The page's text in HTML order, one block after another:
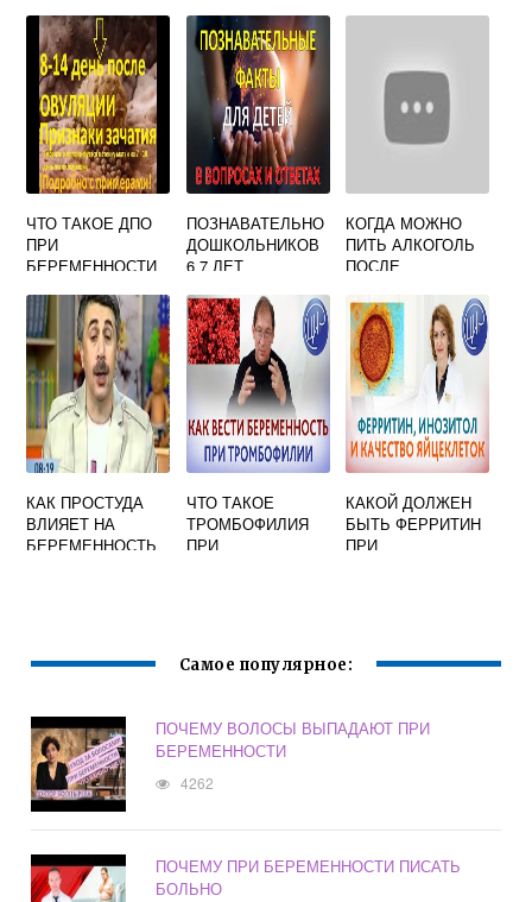
ЧТО ТАКОЕ ДПО
ПРИ
БЕРЕМЕННОСТИ
ПОЗНАВАТЕЛЬНО
ДОШКОЛЬНИКОВ
6 7 ЛЕТ
КОГДА МОЖНО
ПИТЬ АЛКОГОЛЬ
ПОСЛЕ
ОГО
ПРЕРЫВАНИЯ
БЕРЕМЕННОСТИ
КАК ПРОСТУДА
ВЛИЯЕТ НА
БЕРЕМЕННОСТЬ
ЧТО ТАКОЕ
ТРОМБОФИЛИЯ
ПРИ
КАКОЙ ДОЛЖЕН
БЫТЬ ФЕРРИТИН
ПРИ
Самое популярное:
ПОЧЕМУ ВОЛОСЫ ВЫПАДАЮТ ПРИ
БЕРЕМЕННОСТИ
4262
ПОЧЕМУ ПРИ БЕРЕМЕННОСТИ ПИСАТЬ
БОЛЬНО